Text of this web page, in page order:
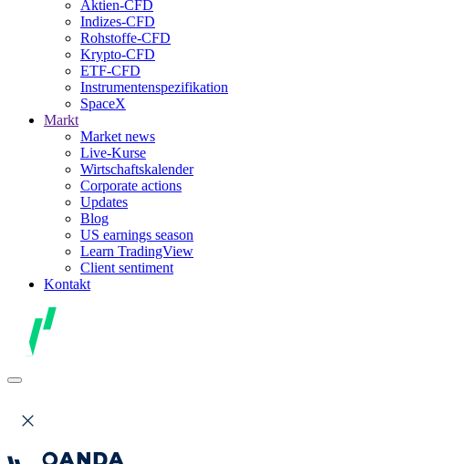
Aktien-CFD
Indizes-CFD
Rohstoffe-CFD
Krypto-CFD
ETF-CFD
Instrumentenspezifikation
SpaceX
Markt
Market news
Live-Kurse
Wirtschaftskalender
Corporate actions
Updates
Blog
US earnings season
Learn TradingView
Client sentiment
Kontakt